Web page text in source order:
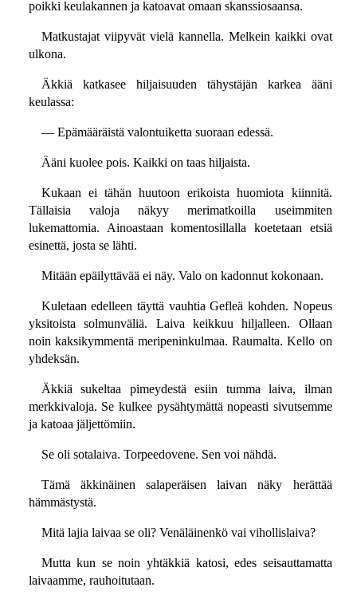
poikki keulakannen ja katoavat omaan skanssiosaansa.
Matkustajat viipyvät vielä kannella. Melkein kaikki ovat
ulkona.
Äkkiä katkasee hiljaisuuden tähystäjän karkea ääni
keulassa:
— Epämääräistä valontuiketta suoraan edessä.
Ääni kuolee pois. Kaikki on taas hiljaista.
Kukaan ei tähän huutoon erikoista huomiota kiinnitä.
Tällaisia valoja näkyy merimatkoilla useimmiten
lukemattomia. Ainoastaan komentosillalla koetetaan etsiä
esinettä, josta se lähti.
Mitään epäilyttävää ei näy. Valo on kadonnut kokonaan.
Kuletaan edelleen täyttä vauhtia Gefleä kohden. Nopeus
yksitoista solmunväliä. Laiva keikkuu hiljalleen. Ollaan
noin kaksikymmentä meripeninkulmaa. Raumalta. Kello on
yhdeksän.
Äkkiä sukeltaa pimeydestä esiin tumma laiva, ilman
merkkivaloja. Se kulkee pysähtymättä nopeasti sivutsemme
ja katoaa jäljettömiin.
Se oli sotalaiva. Torpeedovene. Sen voi nähdä.
Tämä äkkinäinen salaperäisen laivan näky herättää
hämmästystä.
Mitä lajia laivaa se oli? Venäläinenkö vai vihollislaiva?
Mutta kun se noin yhtäkkiä katosi, edes seisauttamatta
laivaamme, rauhoitutaan.